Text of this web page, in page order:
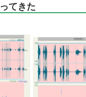
てきた